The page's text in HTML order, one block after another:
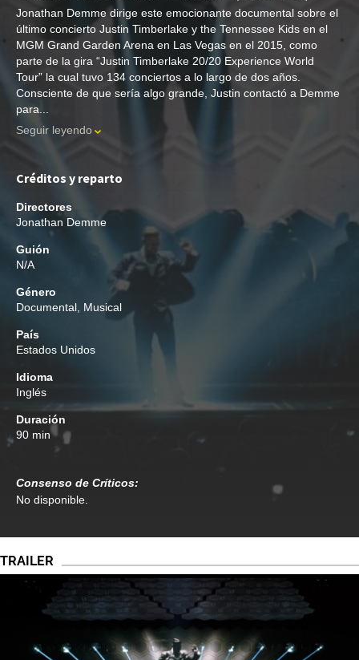
Jonathan Demme dirige este emocionante documental sobre el
último concierto Justin Timberlake y the Tennessee Kids en el
MGM Grand Garden Arena en Las Vegas en el 2015, como
parte de la gira “Justin Timberlake 20/20 Experience World
Tour” la cual tuvo 134 conciertos a lo largo de dos años.
Consciente de que sería algo grande, Justin contactó a Demme
para...
Seguir leyendo
Créditos y reparto
Directores
Jonathan Demme
Guión
N/A
Género
Documental Musical
País
Estados Unidos
Idioma
Inglés
Duración
90 min
Consenso de Críticos:
No disponible.
TRAILER